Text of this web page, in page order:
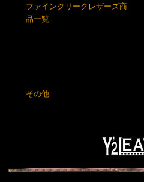
ファインクリークレザーズ商
品一覧
その他